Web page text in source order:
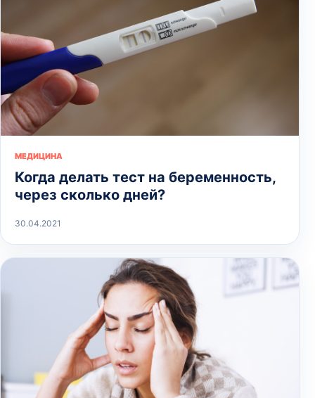
МЕДИЦИНА
Когда делать тест на беременность,
через сколько дней?
30.04.2021